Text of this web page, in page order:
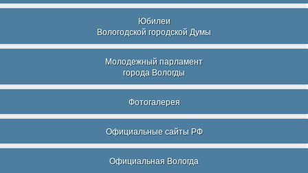
Юбилеи
Вологодской городской Думы
Молодежный парламент
города Вологды
Фотогалерея
Официальные сайты РФ
Официальная Вологда